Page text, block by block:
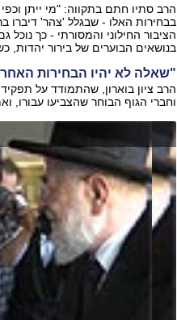
הרב סתיו חתם בתקווה: "מי ייתן
בבחירות האלו - שבגלל 'צהר' דיברו
הציבור החילוני והמסורתי - כך
בנושאים הבוערים של בירור יהדות,
"שאלה לא יהיו הבחירות
הרב ציון בוארון, שהתמודד על
וחברי הגוף הבוחר שהצביעו עבורו,